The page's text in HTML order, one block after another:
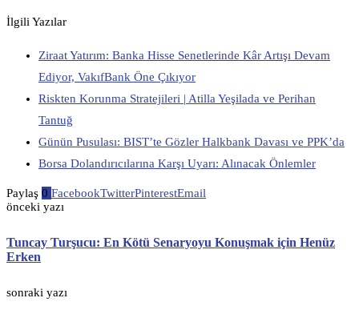
İlgili Yazılar
Ziraat Yatırım: Banka Hisse Senetlerinde Kâr Artışı Devam
Ediyor, VakıfBank Öne Çıkıyor
Riskten Korunma Stratejileri | Atilla Yeşilada ve Perihan
Tantuğ
Günün Pusulası: BIST’te Gözler Halkbank Davası ve PPK’da
Borsa Dolandırıcılarına Karşı Uyarı: Alınacak Önlemler
Paylaş 0 FacebookTwitterPinterestEmail
önceki yazı
Tuncay Turşucu: En Kötü Senaryoyu Konuşmak için Henüz
Erken
sonraki yazı